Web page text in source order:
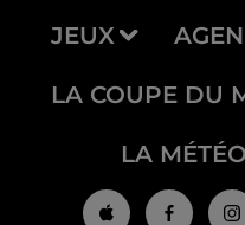
JEUX
LA COUPE DU
LA